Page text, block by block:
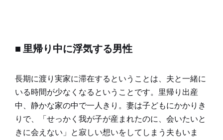
■ 里帰り中に浮気する男性
長期に渡り実家に滞在するということは、夫と一緒に
いる時間が少なくなるということです。里帰り出産
中、静かな家の中で一人きり。妻は子どもにかかりき
りで、「せっかく我が子が産まれたのに、会いたいと
きに会えない」と寂しい想いをしてしまう夫もいま